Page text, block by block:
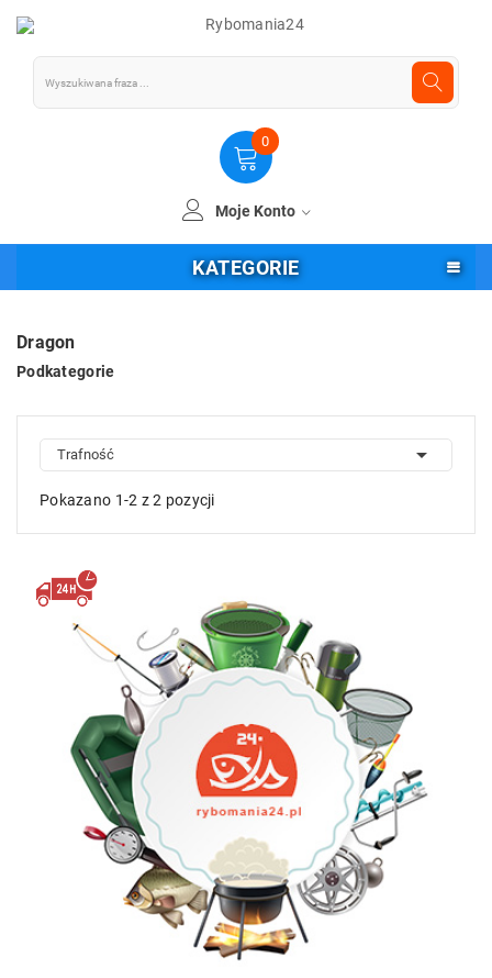
0
Moje Konto
KATEGORIE
Dragon
Podkategorie
Trafność 
Pokazano 1-2 z 2 pozycji